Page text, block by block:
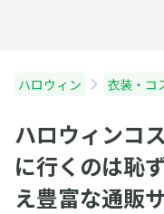
ハロウィン 衣装・コ
ハロウィンコ
に行くのは恥
え豊富な通販